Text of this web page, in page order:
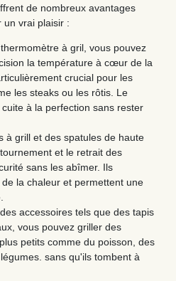
de nombreux avantages
un vrai plaisir :
à gril, vous pouvez
la température à cœur de la
crucial pour les
les steaks ou les rôtis. Le
à la perfection sans rester
à grill et des spatules de haute
et le retrait des
sans les abîmer. Ils
la chaleur et permettent une
accessoires tels que des tapis
vous pouvez griller des
petits comme du poisson, des
sans qu'ils tombent à